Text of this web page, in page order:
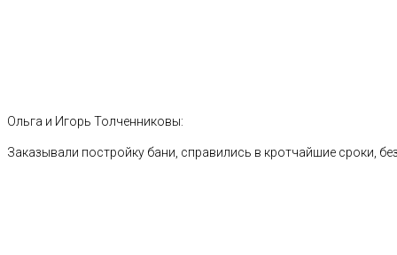
Ольга и Игорь Толченниковы:
Заказывали постройку бани, справились в кротчайшие сроки,